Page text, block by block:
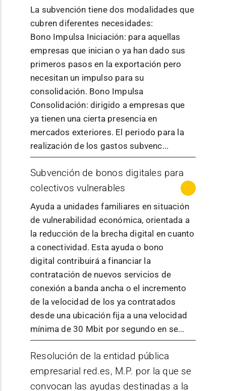
por
solicitante y
modalidad.C
uantía total:
25.000
euros.
Estado En resolución
actividades
económicas,
esto es, que
ofrezcan bienes
y/o servicios en
un determinado
ejemplo,
Transformación,
Sociedades
Cooperativas,
Sociedades
Laborales,
Entidades
Públicas
Empresariales,
Sociedades
Mercantiles
Estatales, etc.).
Podrán ser
beneficiarios de
ayudas a
Proyectos de I+D
de Cooperación
empresa en
materia de
Ciberseguri
dad para
conocer su
nivel de
seguridad y
elaboración
de un Plan
de
Ciberseguri
específico
misma con
un diseño
personaliza
do de
acciones de
mejora de
ciberseguri
dad. Es un
programa
orientado a
todo tipo de
pymes, en
especial
aquellas
organizació
n de
laboratorios
e
incubadora
s de
creación y
desarrollo
de
proyectos
audiovisual
es que se
celebren en
entre el 1 de
enero y el
31 de
octubre de
2024
(ambos
inclusive).
Se
entenderá
por
laboratorios
incubadora
s aquellos
programas,
Órgano
convocante
Gobierno de
Navarra - Servicio
de Proyectos
Estratégicos S4
Serán objeto de
ayuda las
actuaciones de
fomento de la
la comunicación
social de la
ciencia, la
tecnología y la
innovación
realizadas en
Navarra, así
como el fomento
de las
vocaciones
STEM realizadas
en Navarra. Las
actuaciones se
deberán alinear
conunade las
siguienteslíneas
La subvención tiene dos modalidades que
cubren diferentes necesidades:
Bono Impulsa Iniciación: para aquellas
empresas que inician o ya han dado sus
primeros pasos en la exportación pero
necesitan un impulso para su
consolidación. Bono Impulsa
Consolidación: dirigido a empresas que
ya tienen una cierta presencia en
mercados exteriores. El periodo para la
realización de los gastos subvenc...
Publicación
/ normativa
Información de la
convocatoria
Órgano
convocante
Gobierno de
Navarra - Servicio
de Proyección
Internacional
La subvención
tiene dos
modalidades que
diferentes
necesidades:
Bono Impuls
MÁS INFORMACIÓN
Subvención de bonos digitales para
colectivos vulnerables
Ayuda a unidades familiares en situación
de vulnerabilidad económica, orientada a
la reducción de la brecha digital en cuanto
a conectividad. Esta ayuda o bono
digital contribuirá a financiar la
contratación de nuevos servicios de
conexión a banda ancha o el incremento
de la velocidad de los ya contratados
desde una ubicación fija a una velocidad
mínima de 30 Mbit por segundo en se...
Publicación
/ normativa
Información de la
convocatoria
MÁS INFORMACIÓN
Resolución de la entidad pública
empresarial red.es, M.P. por la que se
convocan las ayudas destinadas a la